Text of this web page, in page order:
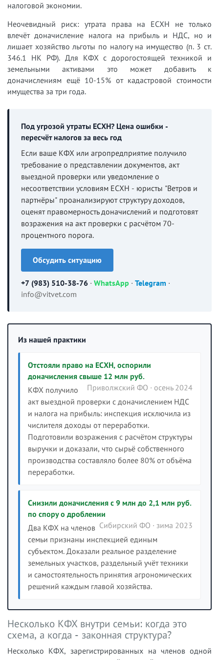
налоговой экономии.
Неочевидный риск: утрата права на ЕСХН не только
влечёт доначисление налога на прибыль и НДС, но и
лишает хозяйство льготы по налогу на имущество (п. 3 ст.
346.1 НК РФ). Для КФХ с дорогостоящей техникой и
земельными активами это может добавить к
доначислениям ещё 10-15% от кадастровой стоимости
имущества за три года.
Под угрозой утраты ЕСХН? Цена ошибки -
пересчёт налогов за весь год
Если ваше КФХ или агропредприятие получило
требование о представлении документов, акт
выездной проверки или уведомление о
несоответствии условиям ЕСХН - юристы "Ветров и
партнёры" проанализируют структуру доходов,
оценят правомерность доначислений и подготовят
возражения на акт проверки с расчётом 70-
процентного порога.
Обсудить ситуацию
+7 (983) 510-38-76 · WhatsApp · Telegram ·
info@vitvet.com
Из нашей практики
Отстояли право на ЕСХН, оспорили
доначисления свыше 12 млн руб.
Приволжский ФО · осень 2024
КФХ получило
акт выездной проверки с доначислением НДС
и налога на прибыль: инспекция исключила из
числителя доходы от переработки.
Подготовили возражения с расчётом структуры
выручки и доказали, что сырьё собственного
производства составляло более 80% от объёма
переработки.
Снизили доначисления с 9 млн до 2,1 млн руб.
по спору о дроблении
Сибирский ФО · зима 2023
Два КФХ на членов
семьи признаны инспекцией единым
субъектом. Доказали реальное разделение
земельных участков, раздельный учёт техники
и самостоятельность принятия агрономических
решений каждым главой хозяйства.
Несколько КФХ внутри семьи: когда это
схема, а когда - законная структура?
Несколько КФХ, зарегистрированных на членов одной